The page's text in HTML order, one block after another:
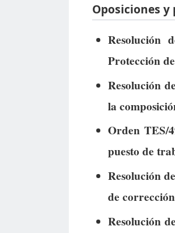
Oposiciones y
Resolución
Protección
Resolución
la
Orden TES/
puesto de
Resolución
de
Resolución